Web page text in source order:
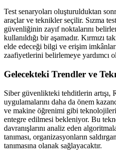
Test senaryoları oluşturulduktan
araçlar ve teknikler seçilir. Sızma
güvenliğinin zayıf noktalarını
kullanıldığı bir aşamadır. Kırmızı
elde edeceği bilgi ve erişim
zaafiyetlerini belirlemeye yardımcı
Gelecekteki Trendler ve
Siber güvenlikteki tehditlerin artışı,
uygulamalarını daha da önem
ve makine öğrenimi gibi
entegre edilmesi bekleniyor. Bu
davranışlarını analiz eden
tanıması, organizasyonların
tanımasına olanak sağlayacaktır.